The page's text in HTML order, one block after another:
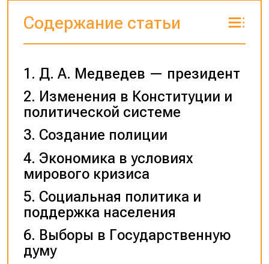
Содержание статьи
Д. А. Медведев — президент
Изменения в Конституции и
политической системе
Создание полиции
Экономика в условиях
мирового кризиса
Социальная политика и
поддержка населения
Выборы в Государственную
думу